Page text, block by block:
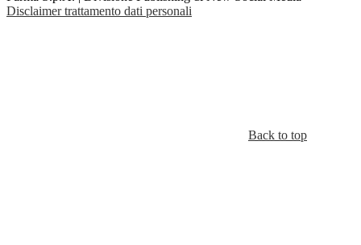
Disclaimer trattamento dati personali
Back to top